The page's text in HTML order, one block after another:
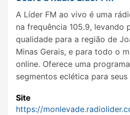
A Líder FM ao vivo é uma
na frequência 105.9, levando
qualidade para a região de
Minas Gerais, e para todo o
online. Oferece uma
segmentos eclética para seus
Site
https://